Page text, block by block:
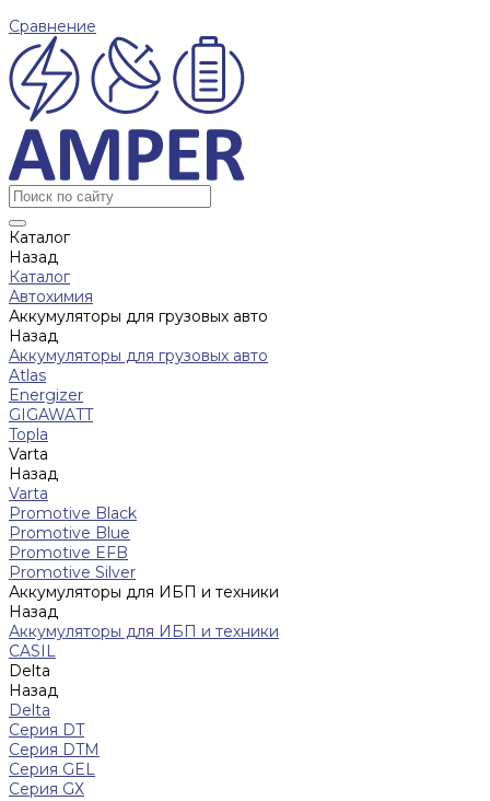
Сравнение
Каталог
Назад
Каталог
Автохимия
Аккумуляторы для грузовых авто
Назад
Аккумуляторы для грузовых авто
Atlas
Energizer
GIGAWATT
Topla
Varta
Назад
Varta
Promotive Black
Promotive Blue
Promotive EFB
Promotive Silver
Аккумуляторы для ИБП и техники
Назад
Аккумуляторы для ИБП и техники
CASIL
Delta
Назад
Delta
Серия DT
Серия DTM
Серия GEL
Серия GХ